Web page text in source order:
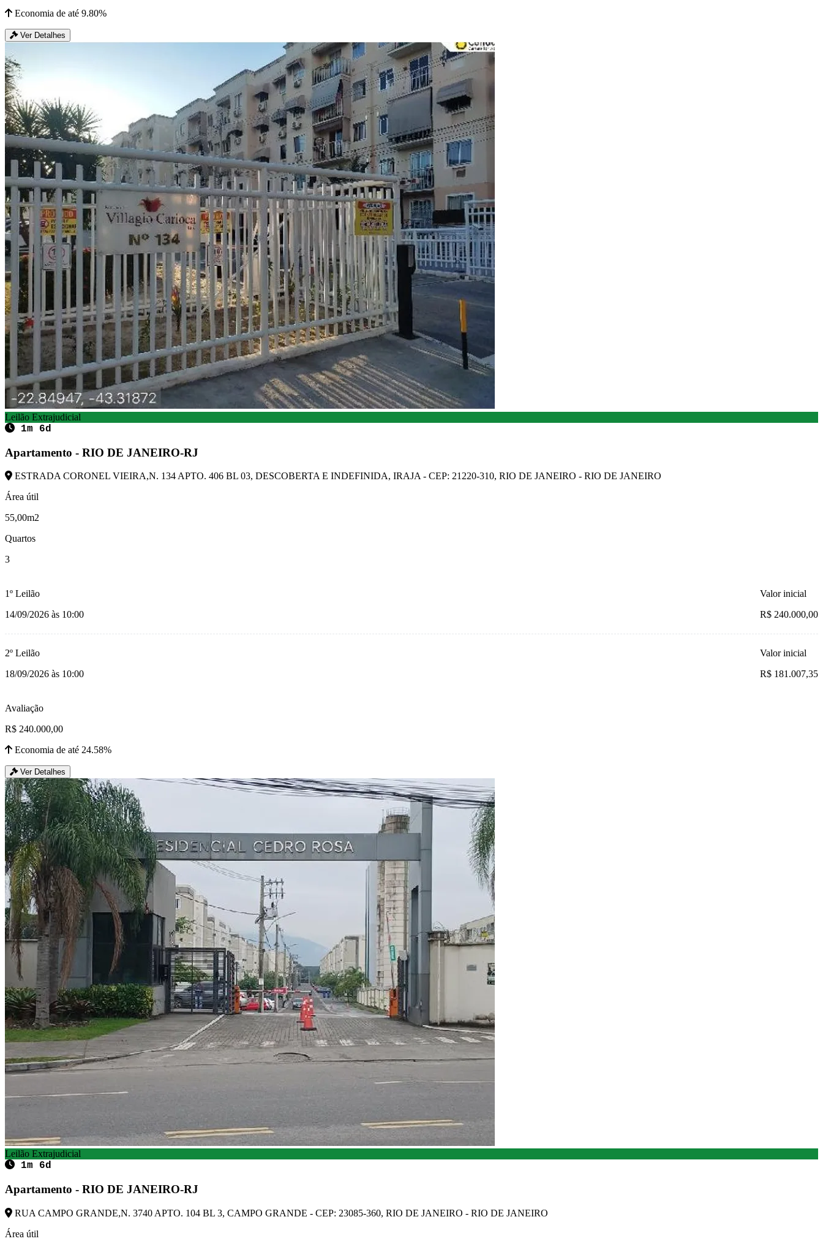
Economia de até 9.80%
Ver Detalhes
Leilão Extrajudicial
1m 6d
Apartamento - RIO DE JANEIRO-RJ
ESTRADA CORONEL VIEIRA,N. 134 APTO. 406 BL 03, DESCOBERTA E INDEFINIDA, IRAJA - CEP: 21220-310, RIO DE JANEIRO - RIO DE JANEIRO
Área útil
55,00m2
Quartos
3
1º Leilão
14/09/2026 às 10:00
Valor inicial
R$ 240.000,00
2º Leilão
18/09/2026 às 10:00
Valor inicial
R$ 181.007,35
Avaliação
R$ 240.000,00
Economia de até 24.58%
Ver Detalhes
Leilão Extrajudicial
1m 6d
Apartamento - RIO DE JANEIRO-RJ
RUA CAMPO GRANDE,N. 3740 APTO. 104 BL 3, CAMPO GRANDE - CEP: 23085-360, RIO DE JANEIRO - RIO DE JANEIRO
Área útil